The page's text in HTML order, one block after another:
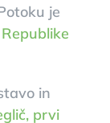
je
in
prvi